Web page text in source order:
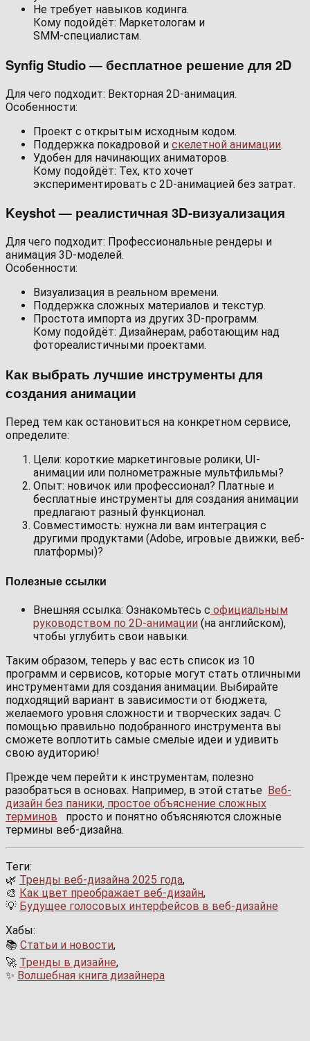
Не требует навыков кодинга.
Кому подойдёт: Маркетологам и
SMM‑специалистам.
Synfig Studio — бесплатное решение для 2D
Для чего подходит: Векторная 2D-анимация.
Особенности:
Проект с открытым исходным кодом.
Поддержка покадровой и скелетной анимации.
Удобен для начинающих аниматоров.
Кому подойдёт: Тех, кто хочет
экспериментировать с 2D-анимацией без затрат.
Keyshot — реалистичная 3D-визуализация
Для чего подходит: Профессиональные рендеры и
анимация 3D-моделей.
Особенности:
Визуализация в реальном времени.
Поддержка сложных материалов и текстур.
Простота импорта из других 3D-программ.
Кому подойдёт: Дизайнерам, работающим над
фотореалистичными проектами.
Как выбрать лучшие инструменты для
создания анимации
Перед тем как остановиться на конкретном сервисе,
определите:
Цели: короткие маркетинговые ролики, UI-
анимации или полнометражные мультфильмы?
Опыт: новичок или профессионал? Платные и
бесплатные инструменты для создания анимации
предлагают разный функционал.
Совместимость: нужна ли вам интеграция с
другими продуктами (Adobe, игровые движки, веб-
платформы)?
Полезные ссылки
Внешняя ссылка: Ознакомьтесь с официальным
руководством по 2D-анимации (на английском),
чтобы углубить свои навыки.
Таким образом, теперь у вас есть список из 10
программ и сервисов, которые могут стать отличными
инструментами для создания анимации. Выбирайте
подходящий вариант в зависимости от бюджета,
желаемого уровня сложности и творческих задач. С
помощью правильно подобранного инструмента вы
сможете воплотить самые смелые идеи и удивить
свою аудиторию!
Прежде чем перейти к инструментам, полезно
разобраться в основах. Например, в этой статье
Веб-
дизайн без паники, простое объяснение сложных
терминов просто и понятно объясняются сложные
термины веб-дизайна.
Теги:
🌿 Тренды веб-дизайна 2025 года,
🎨 Как цвет преображает веб-дизайн,
💡 Будущее голосовых интерфейсов в веб-дизайне
Хабы:
📚 Статьи и новости,
🚀 Тренды в дизайне,
✨ Волшебная книга дизайнера